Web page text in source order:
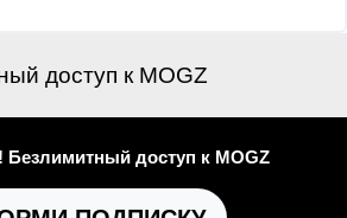
доступ к MOGZ
доступ к MOGZ